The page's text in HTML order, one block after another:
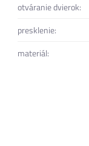
otváranie dvierok:
presklenie:
materiál: